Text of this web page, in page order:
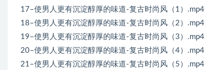
17–使男人更有沉淀醇厚的味道-复古时尚风（1）.mp4
18–使男人更有沉淀醇厚的味道-复古时尚风（2）.mp4
19–使男人更有沉淀醇厚的味道-复古时尚风（3）.mp4
20–使男人更有沉淀醇厚的味道-复古时尚风（4）.mp4
21–使男人更有沉淀醇厚的味道-复古时尚风（5）.mp4